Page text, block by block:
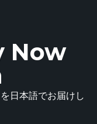
Now
を日本語でお届けし